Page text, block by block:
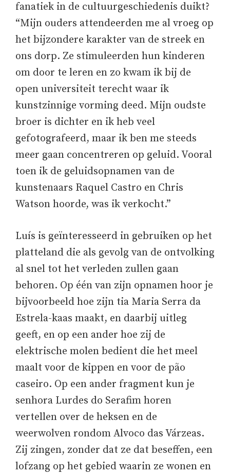
fanatiek in de cultuurgeschiedenis duikt?
“Mijn ouders attendeerden me al vroeg op
het bijzondere karakter van de streek en
ons dorp. Ze stimuleerden hun kinderen
om door te leren en zo kwam ik bij de
open universiteit terecht waar ik
kunstzinnige vorming deed. Mijn oudste
broer is dichter en ik heb veel
gefotografeerd, maar ik ben me steeds
meer gaan concentreren op geluid. Vooral
toen ik de geluidsopnamen van de
kunstenaars Raquel Castro en Chris
Watson hoorde, was ik verkocht.”
Luís is geïnteresseerd in gebruiken op het
platteland die als gevolg van de ontvolking
al snel tot het verleden zullen gaan
behoren. Op één van zijn opnamen hoor je
bijvoorbeeld hoe zijn tia Maria Serra da
Estrela-kaas maakt, en daarbij uitleg
geeft, en op een ander hoe zij de
elektrische molen bedient die het meel
maalt voor de kippen en voor de pão
caseiro. Op een ander fragment kun je
senhora Lurdes do Serafim horen
vertellen over de heksen en de
weerwolven rondom Alvoco das Várzeas.
Zij zingen, zonder dat ze dat beseffen, een
lofzang op het gebied waarin ze wonen en